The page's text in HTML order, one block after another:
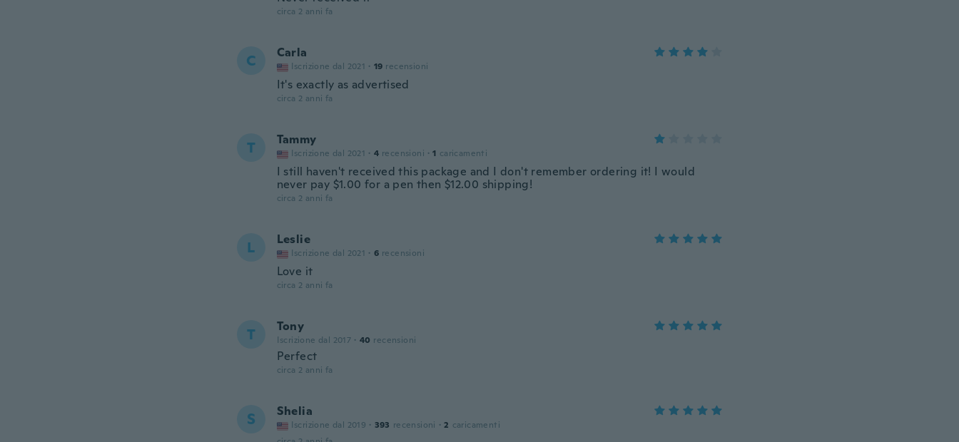
circa 2 anni fa
C Carla
Iscrizione dal 2021 · 19 recensioni
It's exactly as advertised
circa 2 anni fa
T Tammy
Iscrizione dal 2021 · 4 recensioni · 1 caricamenti
I still haven't received this package and I don't remember ordering it! I would
never pay $1.00 for a pen then $12.00 shipping!
circa 2 anni fa
L Leslie
Iscrizione dal 2021 · 6 recensioni
Love it
circa 2 anni fa
T Tony
Iscrizione dal 2017 · 40 recensioni
Perfect
circa 2 anni fa
S Shelia
Iscrizione dal 2019 · 393 recensioni · 2 caricamenti